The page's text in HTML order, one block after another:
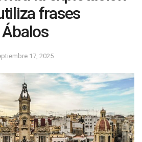
frases
17, 2025